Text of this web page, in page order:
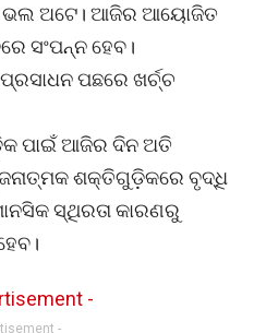
ଭଲ ଅଟେ। ଆଜିର ଆୟୋଜିତ
ସଂପନ୍ନ ହେବ।
ପଛରେ ଖର୍ଚ୍ଚ
ପାଇଁ ଆଜିର ଦିନ ଅତି
ଶକ୍ତିଗୁଡ଼ିକରେ ବୃଦ୍ଧି
ସ୍ଥିରତା କାରଣରୁ
-